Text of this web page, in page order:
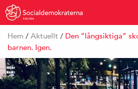
SOLNA
Hem / Aktuellt / Den ”långsiktiga”
barnen. Igen.